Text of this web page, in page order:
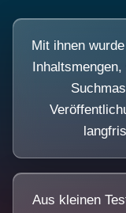
Mit ihnen
Aus kleinen